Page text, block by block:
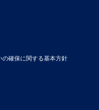
確保に関する基本方針